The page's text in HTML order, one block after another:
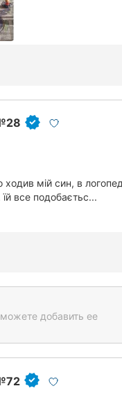
мій син, в
все подобаєтьс...
добавить ее